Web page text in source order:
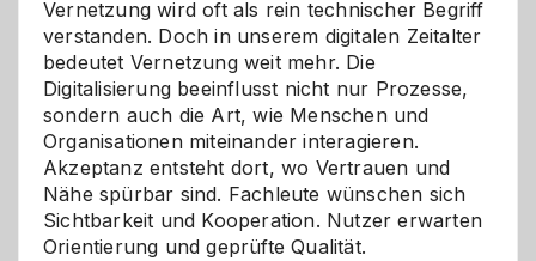
Vernetzung wird oft als rein technischer Begriff
verstanden. Doch in unserem digitalen Zeitalter
bedeutet Vernetzung weit mehr. Die
Digitalisierung beeinflusst nicht nur Prozesse,
sondern auch die Art, wie Menschen und
Organisationen miteinander interagieren.
Akzeptanz entsteht dort, wo Vertrauen und
Nähe spürbar sind. Fachleute wünschen sich
Sichtbarkeit und Kooperation. Nutzer erwarten
Orientierung und geprüfte Qualität.